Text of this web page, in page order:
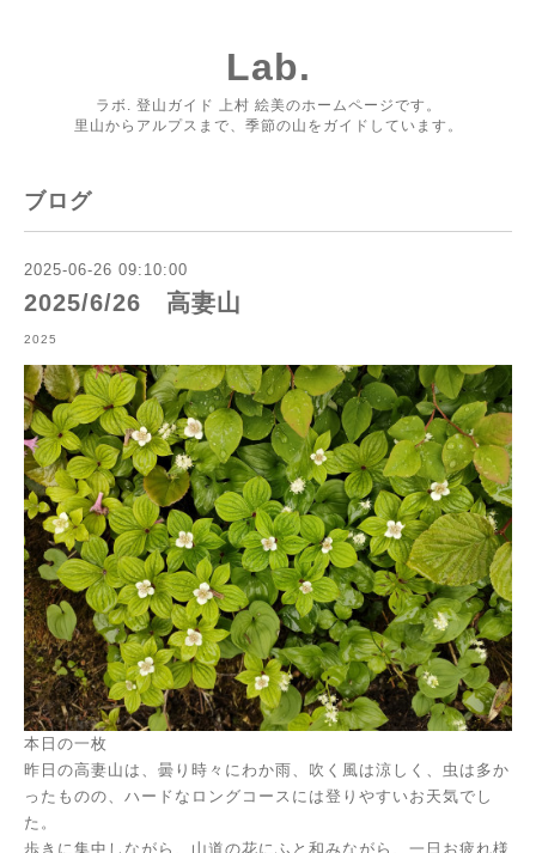
Lab.
ラボ. 登山ガイド 上村 絵美のホームページです。
里山からアルプスまで、季節の山をガイドしています。
ブログ
2025-06-26 09:10:00
2025/6/26 高妻山
2025
本日の一枚
昨日の高妻山は、曇り時々にわか雨、吹く風は涼しく、虫は多か
ったものの、ハードなロングコースには登りやすいお天気でし
た。
歩きに集中しながら、山道の花にふと和みながら、一日お疲れ様